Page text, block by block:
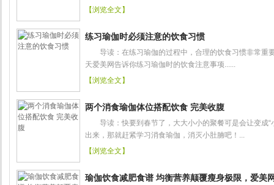
【浏览全文】
练习瑜伽时必须注意的饮食习惯
导读：在练习瑜伽的过程中，合理的饮食习惯非常重
天爱美网告诉你练习瑜伽时的饮食注意事项......
【浏览全文】
两个消食瑜伽体位搭配饮食 完美收腹
导读：快要到春节了，大大小小的聚餐可是会让变成“
出来，那就赶紧学习消食瑜伽，消灭小肚腩吧！...
【浏览全文】
瑜伽饮食减肥食谱 均衡营养颠覆瘦身极限，爱美